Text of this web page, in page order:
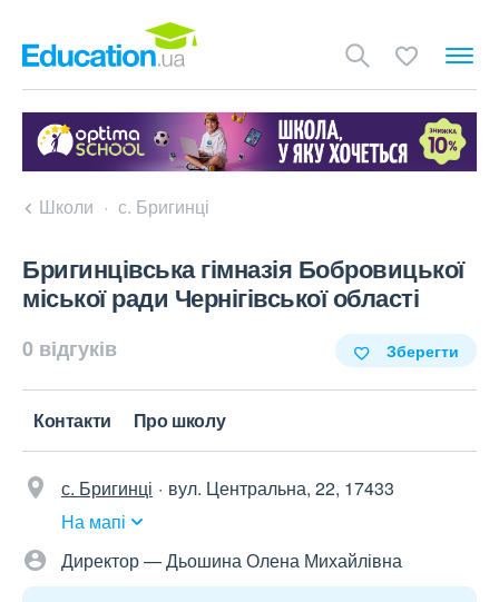
Школи с. Бригинці
Бригинцівська гімназія Бобровицької
міської ради Чернігівської області
0 відгуків Зберегти
Контакти Про школу
с. Бригинці
вул. Центральна, 22, 17433
На мапі
Директор — Дьошина Олена Михайлівна